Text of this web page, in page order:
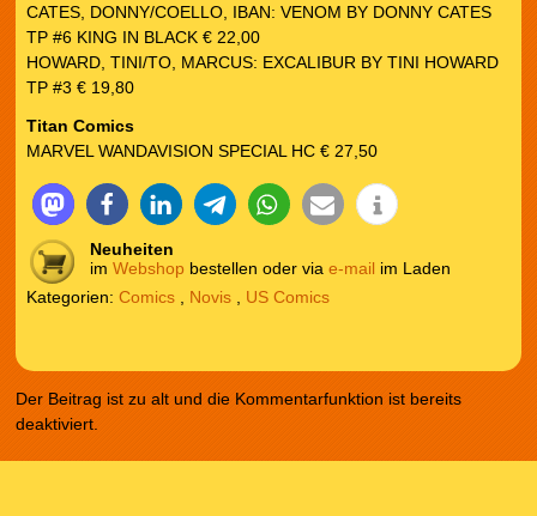
CATES, DONNY/COELLO, IBAN: VENOM BY DONNY CATES
TP #6 KING IN BLACK € 22,00
HOWARD, TINI/TO, MARCUS: EXCALIBUR BY TINI HOWARD
TP #3 € 19,80
Titan Comics
MARVEL WANDAVISION SPECIAL HC € 27,50
Neuheiten
im Webshop bestellen oder via e-mail im Laden
Kategorien: Comics, Novis, US Comics
Der Beitrag ist zu alt und die Kommentarfunktion ist bereits
deaktiviert.